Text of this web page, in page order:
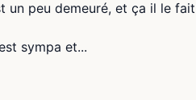
un peu demeuré, et ça il le
sympa et...